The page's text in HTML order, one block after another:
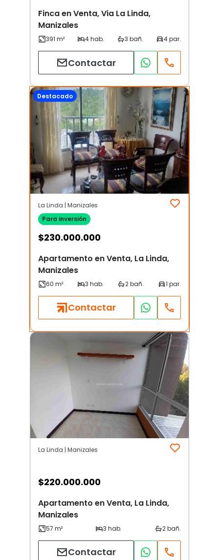
Finca en Venta, Via La Linda,
Manizales
Contactar
Destacado
La Linda | Manizales
Para inversión
$230.000.000
Apartamento en Venta, La Linda,
Manizales
Contactar
La Linda | Manizales
$220.000.000
Apartamento en Venta, La Linda,
Manizales
Contactar